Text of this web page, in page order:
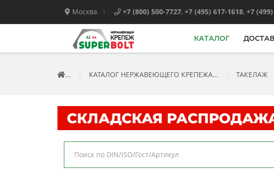
Москва +7 (800) 500-7727, +7 (495) 617-1618, +7
КАТАЛОГ
... КАТАЛОГ НЕРЖАВЕЮЩЕГО КРЕПЕЖА... ТАКЕЛАЖ